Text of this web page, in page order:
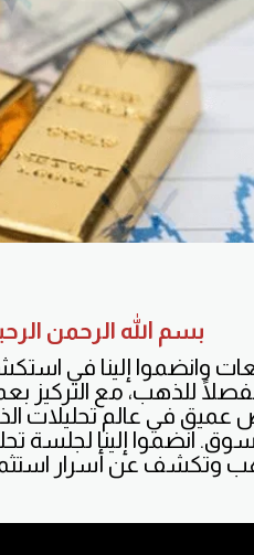
بسم الله الرحمن
وانضموا إلينا في
مفصلًا للذهب، مع
في عالم تحليلات
انضموا إلينا لجلسة
وتكشف عن أسرار